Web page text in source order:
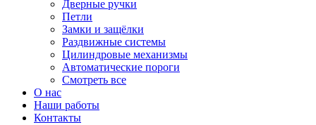
Дверные ручки
Петли
Замки и защёлки
Раздвижные системы
Цилиндровые механизмы
Автоматические пороги
Смотреть все
О нас
Наши работы
Контакты